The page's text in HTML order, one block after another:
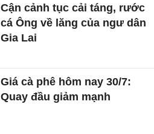
Cận cảnh tục cải táng, rước
cá Ông về lăng của ngư dân
Gia Lai
Giá cà phê hôm nay 30/7:
Quay đầu giảm mạnh